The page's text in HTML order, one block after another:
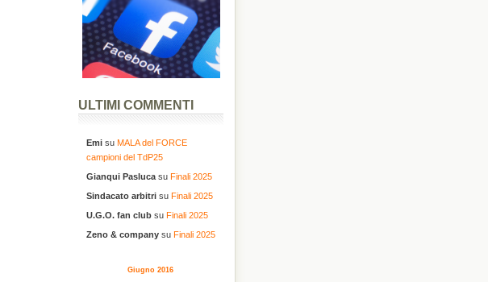
ULTIMI COMMENTI
Emisu MALA del FORCE
campioni del TdP25
Gianqui Paslucasu Finali 2025
Sindacato arbitrisu Finali 2025
U.G.O. fan clubsu Finali 2025
Zeno & companysu Finali 2025
Giugno 2016